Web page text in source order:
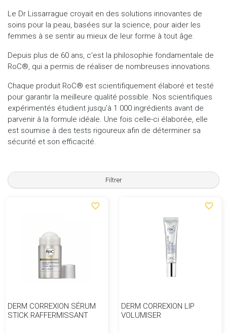
Le Dr Lissarrague croyait en des solutions innovantes de
soins pour la peau, basées sur la science, pour aider les
femmes à se sentir au mieux de leur forme à tout âge.
Depuis plus de 60 ans, c'est la philosophie fondamentale de
RoC®, qui a permis de réaliser de nombreuses innovations.
Chaque produit RoC® est scientifiquement élaboré et testé
pour garantir la meilleure qualité possible. Nos scientifiques
expérimentés étudient jusqu'à 1 000 ingrédients avant de
parvenir à la formule idéale. Une fois celle-ci élaborée, elle
est soumise à des tests rigoureux afin de déterminer sa
sécurité et son efficacité.
Filtrer
favorite_border
DERM CORREXION SÉRUM
STICK RAFFERMISSANT
favorite_border
DERM CORREXION LIP
VOLUMISER